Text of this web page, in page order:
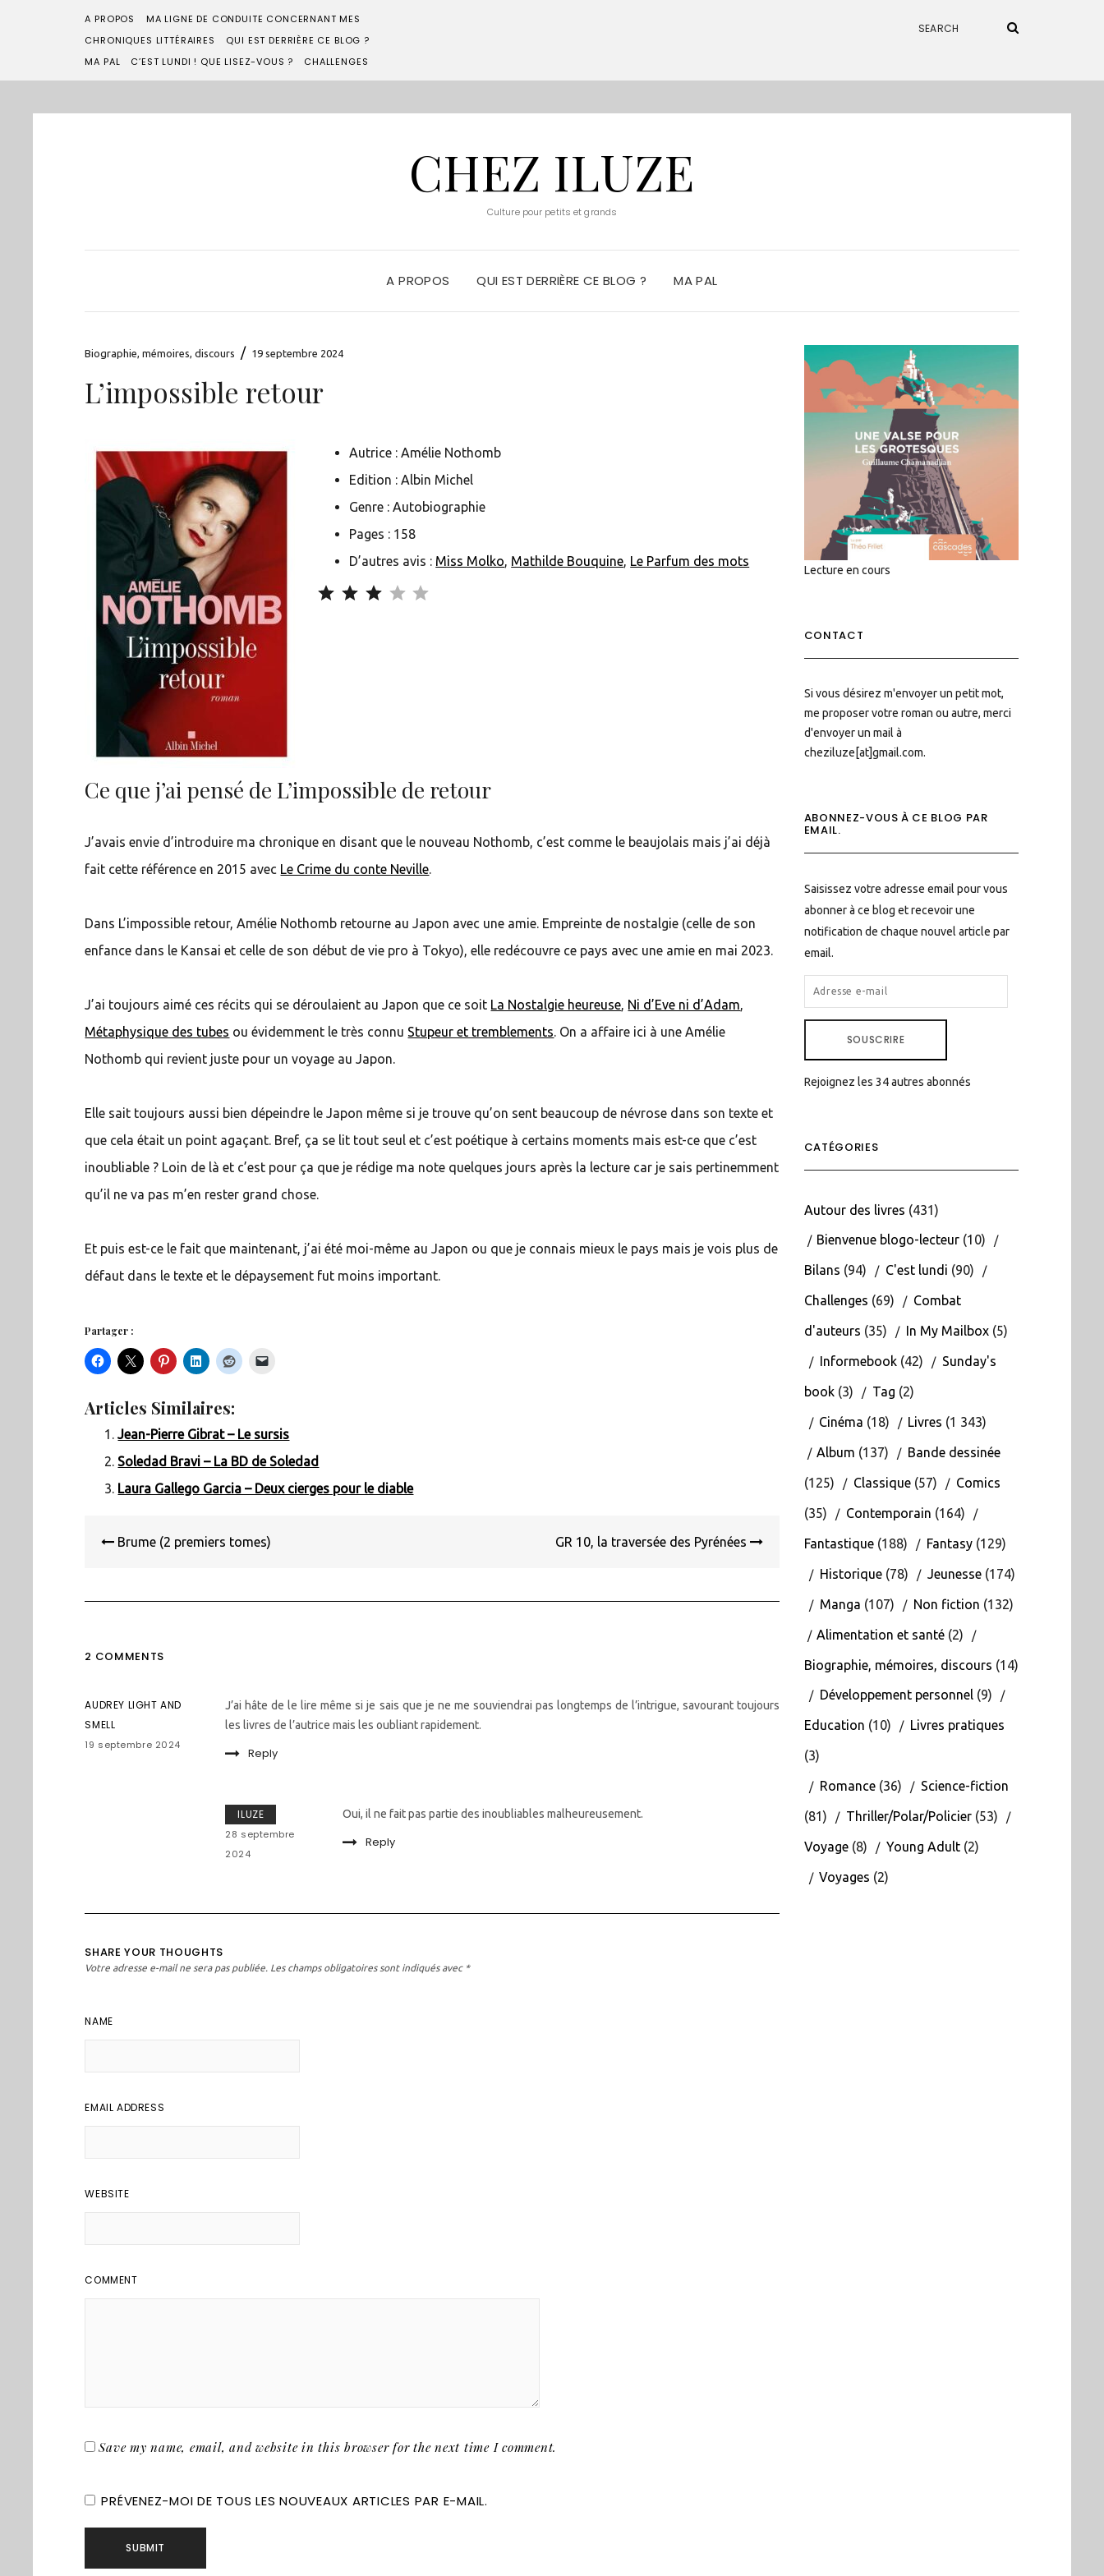
A PROPOS
MA LIGNE DE CONDUITE CONCERNANT MES
CHRONIQUES LITTÉRAIRES
QUI EST DERRIÈRE CE BLOG ?
MA PAL
C’EST LUNDI ! QUE LISEZ-VOUS ? CHALLENGES
CHEZ ILUZE
Culture pour petits et grands
A PROPOS QUI EST DERRIÈRE CE BLOG ? MA PAL
Biographie, mémoires, discours / 19 septembre 2024
L’impossible retour
Autrice : Amélie Nothomb
Edition : Albin Michel
Genre : Autobiographie
Pages : 158
D’autres avis : Miss Molko, Mathilde Bouquine, Le Parfum des mots
Ce que j’ai pensé de L’impossible de retour
J’avais envie d’introduire ma chronique en disant que le nouveau Nothomb, c’est comme le beaujolais mais j’ai déjà
fait cette référence en 2015 avec Le Crime du conte Neville.
Dans L’impossible retour, Amélie Nothomb retourne au Japon avec une amie. Empreinte de nostalgie (celle de son
enfance dans le Kansai et celle de son début de vie pro à Tokyo), elle redécouvre ce pays avec une amie en mai 2023.
J’ai toujours aimé ces récits qui se déroulaient au Japon que ce soit La Nostalgie heureuse, Ni d’Eve ni d’Adam,
Métaphysique des tubes ou évidemment le très connu Stupeur et tremblements. On a affaire ici à une Amélie
Nothomb qui revient juste pour un voyage au Japon.
Elle sait toujours aussi bien dépeindre le Japon même si je trouve qu’on sent beaucoup de névrose dans son texte et
que cela était un point agaçant. Bref, ça se lit tout seul et c’est poétique à certains moments mais est-ce que c’est
inoubliable ? Loin de là et c’est pour ça que je rédige ma note quelques jours après la lecture car je sais pertinemment
qu’il ne va pas m’en rester grand chose.
Et puis est-ce le fait que maintenant, j’ai été moi-même au Japon ou que je connais mieux le pays mais je vois plus de
défaut dans le texte et le dépaysement fut moins important.
Partager :
Articles Similaires:
Jean-Pierre Gibrat – Le sursis
Soledad Bravi – La BD de Soledad
Laura Gallego Garcia – Deux cierges pour le diable
de
Brume (2 premiers tomes) GR 10, la traversée des Pyrénées
2 COMMENTS
AUDREY LIGHT AND
SMELL
19 septembre 2024
J’ai hâte de le lire même si je sais que je ne me souviendrai pas longtemps de l’intrigue, savourant toujours
les livres de l’autrice mais les oubliant rapidement.
Reply
ILUZE
28 septembre
2024
Oui, il ne fait pas partie des inoubliables malheureusement.
Reply
SHARE YOUR THOUGHTS
Votre adresse e-mail ne sera pas publiée. Les champs obligatoires sont indiqués avec *
NAME
EMAIL ADDRESS
WEBSITE
COMMENT
Save my name, email, and website in this browser for the next time I comment.
PRÉVENEZ-MOI DE TOUS LES NOUVEAUX ARTICLES PAR E-MAIL.
Lecture en cours
CONTACT
Si vous désirez m'envoyer un petit mot,
me proposer votre roman ou autre, merci
d'envoyer un mail à
cheziluze[at]gmail.com.
ABONNEZ-VOUS À CE BLOG PAR
EMAIL.
Saisissez votre adresse email pour vous
abonner à ce blog et recevoir une
notification de chaque nouvel article par
email.
ADRESSE
E-
SOUSCRIRE
Rejoignez les 34 autres abonnés
CATÉGORIES
Autour des livres (431)
Bienvenue blogo-lecteur(10)
Bilans (94) C'est lundi (90)
Challenges (69) Combat
d'auteurs (35) In My Mailbox(5)
Informebook(42) Sunday's
book(3) Tag (2)
Cinéma (18) Livres (1 343)
Album (137) Bande dessinée
(125) Classique(57) Comics
(35) Contemporain (164)
Fantastique(188) Fantasy(129)
Historique(78) Jeunesse(174)
Manga (107) Non fiction (132)
Alimentation et santé(2)
Biographie, mémoires, discours (14)
Développement personnel(9)
Education (10) Livres pratiques
(3)
Romance(36) Science-fiction
(81) Thriller/Polar/Policier(53)
Voyage(8) Young Adult(2)
Voyages (2)